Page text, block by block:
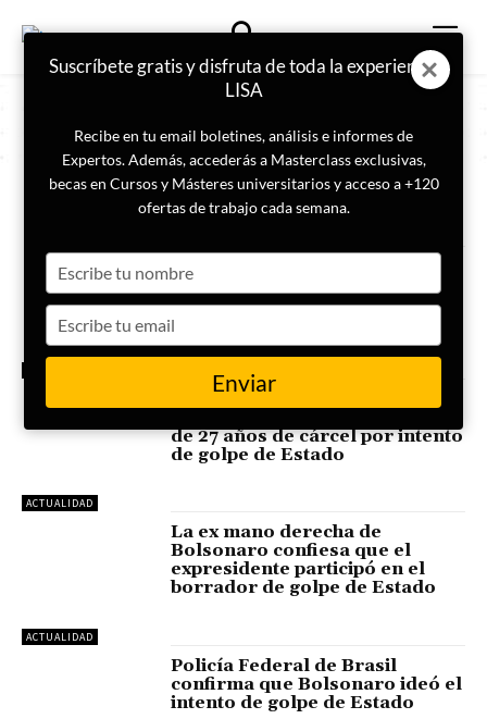
ETIQUETA
Bolsonaro
Bolsonaro cumplirá la condena
de 27 años en la sede de la
Policía Federal de Brasilia
ACTUALIDAD
El expresidente brasileño
de 27 años de cárcel por intento
de golpe de Estado
ACTUALIDAD
La ex mano derecha de
Bolsonaro confiesa que el
expresidente participó en el
borrador de golpe de Estado
Policía Federal de Brasil
confirma que Bolsonaro ideó el
intento de golpe de Estado
Suscríbete gratis y disfruta de toda la experiencia
LISA
Recibe en tu email boletines, análisis e informes de
Expertos. Además, accederás a Masterclass exclusivas,
becas en Cursos y Másteres universitarios y acceso a +120
ofertas de trabajo cada semana.
your
name
your
email
Enviar